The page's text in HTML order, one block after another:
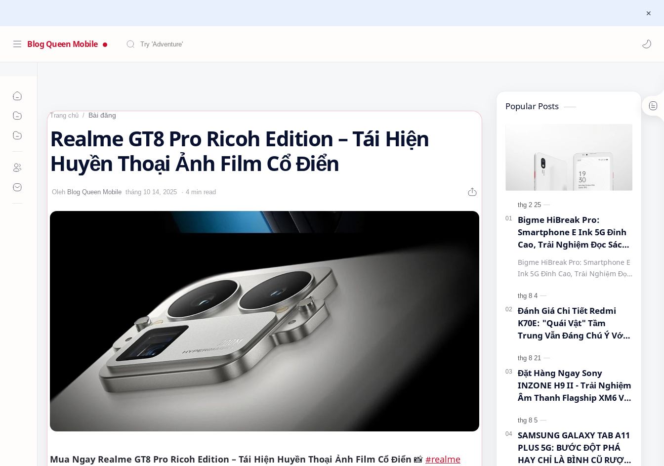
Blog Queen Mobile
Trang chủ Bài đăng
Realme GT8 Pro Ricoh Edition – Tái Hiện
Huyền Thoại Ảnh Film Cổ Điển
4 min read
Mua Ngay Realme GT8 Pro Ricoh Edition – Tái Hiện Huyền Thoại Ảnh Film Cổ Điển 📸 #realme
Popular Posts
Bigme HiBreak Pro:
Smartphone E Ink 5G Đỉnh
Cao, Trải Nghiệm Đọc Sách
Mobile! #BigmeHiBreakPro
#SmartphoneEInk
#QueenMobile
#HiBreakPro5G
#DienThoaiDocSach
#CongNgheMoi
#MuaSamThongMinh
#EInkPhone
#5GSmartphone
Bigme HiBreak Pro: Smartphone E
Ink 5G Đỉnh Cao, Trải Nghiệm Đọc
#BigmeHiBreakPro
#SmartphoneEInk #QueenMobile
#Hi…
Đánh Giá Chi Tiết Redmi
K70E: "Quái Vật" Tầm
Trung Vẫn Đáng Chú Ý Với
Hình 1.5K Và Pin 5.500 mAh
Đặt Hàng Ngay Sony
INZONE H9 II - Trải Nghiệm
Âm Thanh Flagship XM6 Với
SAMSUNG GALAXY TAB A11
PLUS 5G: BƯỚC ĐỘT PHÁ
HAY CHỈ LÀ BÌNH CŨ RƯỢU